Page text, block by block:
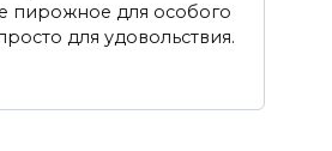
пирожное для особого
для удовольствия.